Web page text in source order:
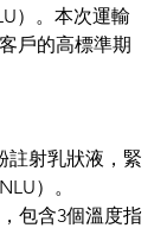
）。本次運輸
戶的高標準期
註射乳狀液，緊
）。
包含3個溫度指